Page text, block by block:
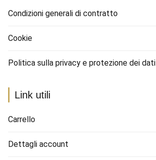
Condizioni generali di contratto
Cookie
Politica sulla privacy e protezione dei dati
Link utili
Carrello
Dettagli account